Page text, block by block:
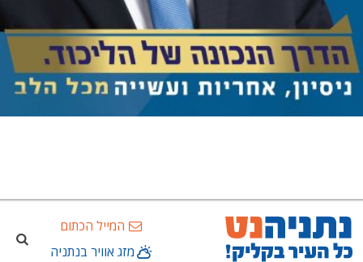
המייל הכתום
מזג אוויר בנתניה